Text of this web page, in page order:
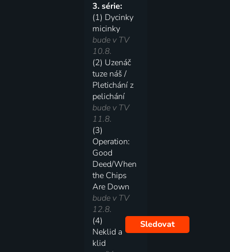
3. série:
(1) Dycinky
micinky
bude v TV
10.8.
(2) Uzenáč
tuze náš /
Pletichání z
pelichání
bude v TV
11.8.
(3)
Operation:
Good
Deed/When
the Chips
Are Down
bude v TV
12.8.
(4)
Neklid a
klid
Sledovat